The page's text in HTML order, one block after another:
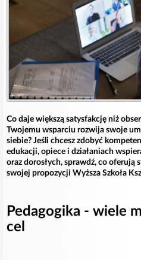
Co daje większą satysfakcję niż
Twojemu wsparciu rozwija swoje
siebie? Jeśli chcesz zdobyć
edukacji, opiece i działaniach
oraz dorosłych, sprawdź, co oferują
swojej propozycji Wyższa Szkoła
Pedagogika - wiele
cel